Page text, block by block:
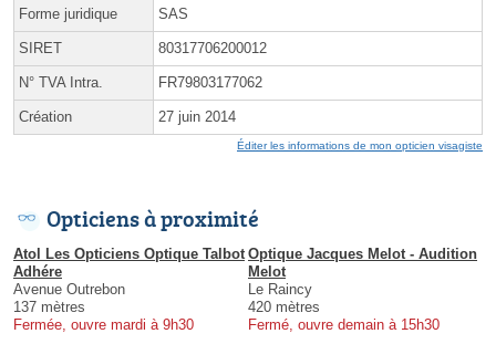
Forme juridique SAS
SIRET 80317706200012
N° TVA Intra. FR79803177062
Création 27 juin 2014
Éditer les informations de mon opticien visagiste
Opticiens à proximité
Atol Les Opticiens Optique Talbot
Adhére
Avenue Outrebon
137 mètres
Fermée, ouvre mardi à 9h30
Optique Jacques Melot - Audition
Melot
Le Raincy
420 mètres
Fermé, ouvre demain à 15h30